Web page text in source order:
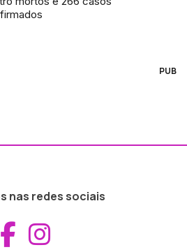
PUB
nas redes sociais
Aceder ao